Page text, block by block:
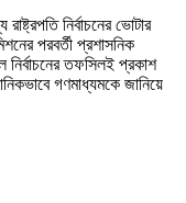
নির্বাচনের ভোটার
পরবর্তী প্রশাসনিক
নির্বাচনের তফসিলই প্রকাশ
গণমাধ্যমকে জানিয়ে